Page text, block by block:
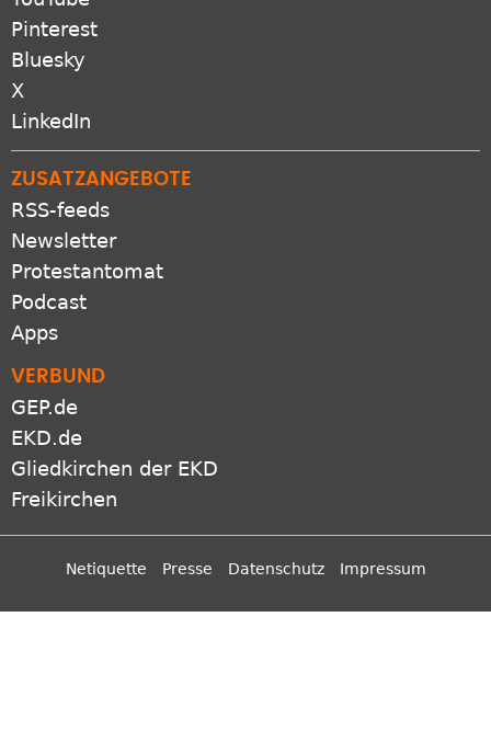
Bluesky
X
LinkedIn
RSS-feeds
Newsletter
Protestantomat
Podcast
Apps
VERBUND
GEP.de
EKD.de
Gliedkirchen der EKD
Freikirchen